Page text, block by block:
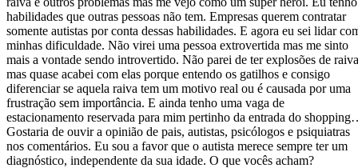
habilidades que outras pessoas não tem. Empresas querem contratar
somente autistas por conta dessas habilidades. E agora eu sei lidar
minhas dificuldade. Não virei uma pessoa extrovertida mas me sinto
mais a vontade sendo introvertido. Não parei de ter explosões de
mas quase acabei com elas porque entendo os gatilhos e consigo
diferenciar se aquela raiva tem um motivo real ou é causada por uma
frustração sem importância. E ainda tenho uma vaga de
estacionamento reservada para mim pertinho da entrada do
Gostaria de ouvir a opinião de pais, autistas, psicólogos e psiquiatras
nos comentários. Eu sou a favor que o autista merece sempre ter um
diagnóstico, independente da sua idade. O que vocês acham?